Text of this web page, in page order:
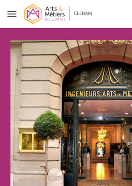
Skip to main content